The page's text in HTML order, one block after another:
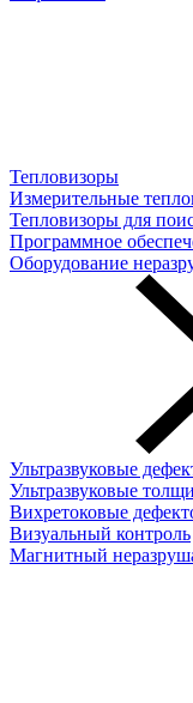
Тепловизоры
Измерительные
Тепловизоры для
Программное
Оборудование
Ультразвуковые
Ультразвуковые
Вихретоковые
Визуальный контроль
Магнитный